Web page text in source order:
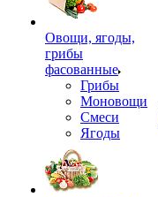
Овощи, ягоды,
грибы
фасованные
Грибы
Моновощи
Смеси
Ягоды